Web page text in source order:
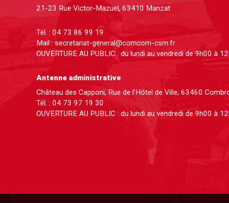
21-23 Rue Victor-Mazuel, 63410 Manzat
Tél. : 04 73 86 99 19
Mail : secretariat-general@comcom-csm.fr
OUVERTURE AU PUBLIC : du lundi au vendredi de 9h00 à
Antenne administrative
Château des Capponi, Rue de l'Hôtel de Ville, 63460
Tél. : 04 73 97 19 30
OUVERTURE AU PUBLIC : du lundi au vendredi de 9h00 à